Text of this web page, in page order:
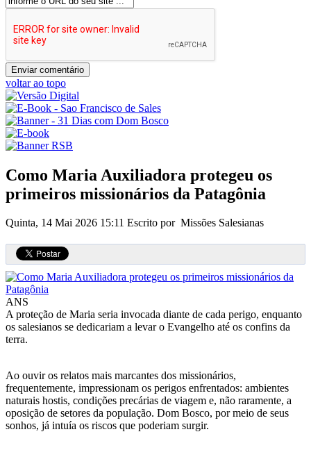
voltar ao topo
Como Maria Auxiliadora protegeu os
primeiros missionários da Patagônia
Quinta, 14 Mai 2026 15:11 Escrito por Missões Salesianas
ANS
A proteção de Maria seria invocada diante de cada perigo, enquanto
os salesianos se dedicariam a levar o Evangelho até os confins da
terra.
Ao ouvir os relatos mais marcantes dos missionários,
frequentemente, impressionam os perigos enfrentados: ambientes
naturais hostis, condições precárias de viagem e, não raramente, a
oposição de setores da população. Dom Bosco, por meio de seus
sonhos, já intuía os riscos que poderiam surgir.